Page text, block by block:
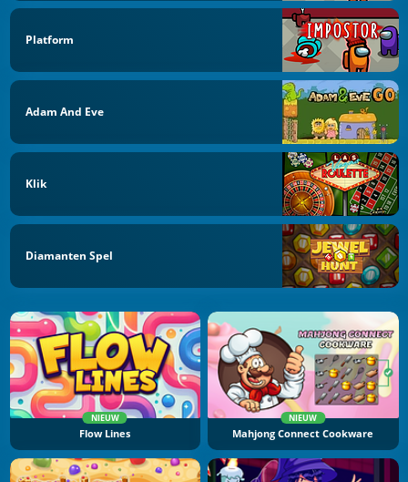
Platform
Adam And Eve
Klik
Diamanten Spel
NIEUW
Flow Lines
NIEUW
Mahjong Connect Cookware